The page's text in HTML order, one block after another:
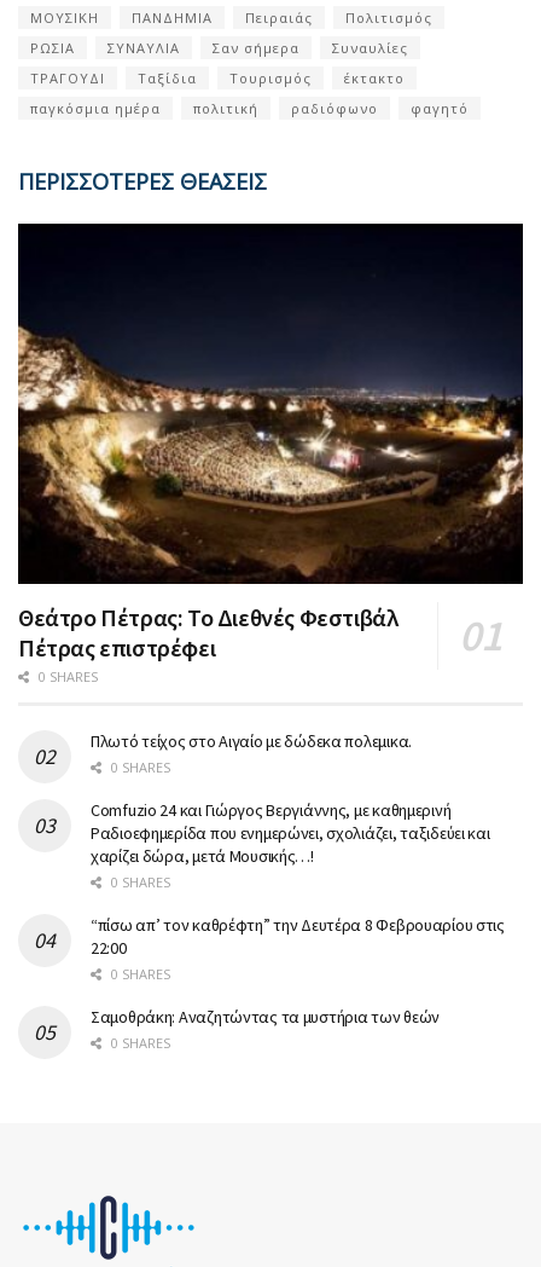
ΜΟΥΣΙΚΗ ΠΑΝΔΗΜΙΑ Πειραιάς
Πολιτισμός
ΡΩΣΙΑ
ΣΥΝΑΥΛΙΑ Σαν σήμερα
Συναυλίες
ΤΡΑΓΟΥΔΙ
Ταξίδια Τουρισμός
έκτακτο
παγκόσμια ημέρα
πολιτική ραδιόφωνο φαγητό
ΠΕΡΙΣΣΟΤΕΡΕΣ ΘΕΑΣΕΙΣ
Θεάτρο Πέτρας: Το Διεθνές Φεστιβάλ
Πέτρας επιστρέφει
0 SHARES
Πλωτό τείχος στο Αιγαίο με δώδεκα πολεμικα.
0 SHARES
Comfuzio 24 και Γιώργος Βεργιάννης, με καθημερινή
Ραδιοεφημερίδα που ενημερώνει, σχολιάζει, ταξιδεύει και
χαρίζει δώρα, μετά Μουσικής…!
0 SHARES
“πίσω απ’ τον καθρέφτη” την Δευτέρα 8 Φεβρουαρίου στις
22:00
0 SHARES
Σαμοθράκη: Αναζητώντας τα μυστήρια των θεών
0 SHARES